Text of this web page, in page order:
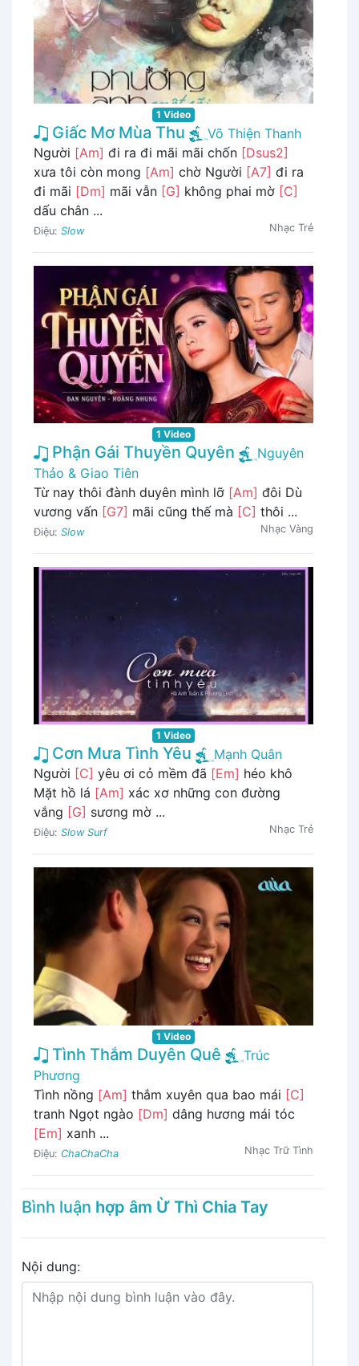
1 Video
Giấc Mơ Mùa Thu
Võ Thiện Thanh
Người [Am] đi ra đi mãi mãi chốn [Dsus2]
xưa tôi còn mong [Am] chờ Người [A7] đi ra
đi mãi [Dm] mãi vẫn [G] không phai mờ [C]
dấu chân ...
Điệu: Slow Nhạc Trẻ
1 Video
Phận Gái Thuyền Quyên
Nguyên
Thảo & Giao Tiên
Từ nay thôi đành duyên mình lỡ [Am] đôi Dù
vương vấn [G7] mãi cũng thế mà [C] thôi ...
Điệu: Slow Nhạc Vàng
1 Video
Cơn Mưa Tình Yêu
Mạnh Quân
Người [C] yêu ơi cỏ mềm đã [Em] héo khô
Mặt hồ lá [Am] xác xơ những con đường
vắng [G] sương mờ ...
Điệu: Slow Surf Nhạc Trẻ
1 Video
Tình Thắm Duyên Quê
Trúc
Phương
Tình nồng [Am] thắm xuyên qua bao mái [C]
tranh Ngọt ngào [Dm] dâng hương mái tóc
[Em] xanh ...
Điệu: ChaChaCha Nhạc Trữ Tình
Bình luận hợp âm Ừ Thì Chia Tay
Nội dung: